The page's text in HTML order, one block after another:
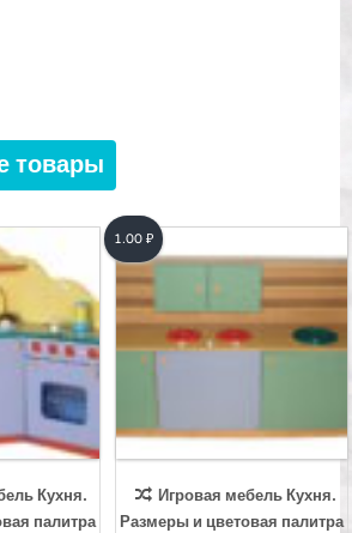
товары
Кухня.
палитра
Игровая мебель Кухня.
Размеры и цветовая палитра
1.00 ₽